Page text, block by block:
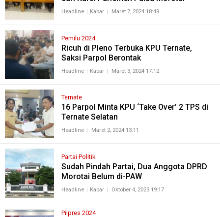
Headline Kabar Maret 7, 2024 18:49
Pemilu 2024
Ricuh di Pleno Terbuka KPU Ternate,
Saksi Parpol Berontak
Headline Kabar Maret 3, 2024 17:12
Ternate
16 Parpol Minta KPU ‘Take Over’ 2 TPS di
Ternate Selatan
Headline Maret 2, 2024 13:11
Partai Politik
Sudah Pindah Partai, Dua Anggota DPRD
Morotai Belum di-PAW
Headline Kabar Oktober 4, 2023 19:17
Pilpres 2024